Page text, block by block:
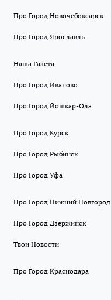
Про Город Новочебоксарск
Про Город Ярославль
Наша Газета
Про Город Иваново
Про Город Йошкар-Ола
Про Город Курск
Про Город Рыбинск
Про Город Уфа
Про Город Нижний Новгород
Про Город Дзержинск
Твои Новости
Про Город Краснодара